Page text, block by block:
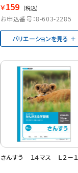
￥159 (税込)
お申込番号：8-603-2285
バリエーションを見る
さんすう １４マス Ｌ２－１